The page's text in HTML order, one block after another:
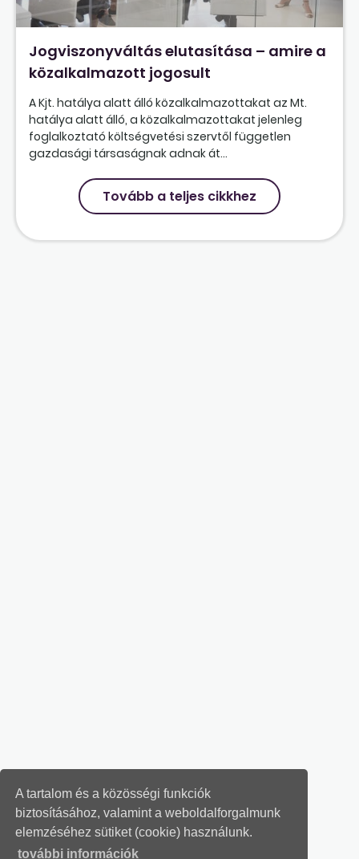
A tartalom és a közösségi funkciók
biztosításához, valamint a weboldalforgalmunk
elemzéséhez sütiket (cookie) használunk.
további információk
Jogviszonyváltás elutasítása – amire a
közalkalmazott jogosult
A Kjt. hatálya alatt álló közalkalmazottakat az Mt.
hatálya alatt álló, a közalkalmazottakat jelenleg
foglalkoztató költségvetési szervtől független
gazdasági társaságnak adnak át...
Tovább a teljes cikkhez